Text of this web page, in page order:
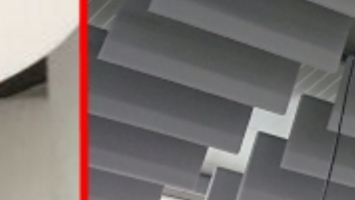
Die Schallschutzexperten
Wir tun alles, dam it der Lärm Sie in Ruhe lässt.